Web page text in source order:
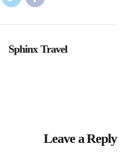
Sphinx Travel
Leave a Reply